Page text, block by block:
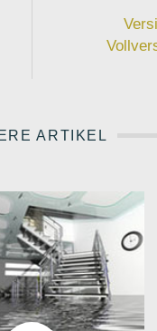
ARTIKEL